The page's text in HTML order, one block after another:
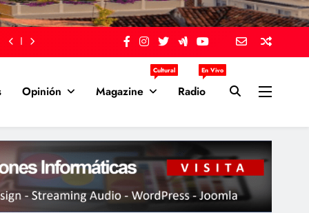
Opinión Magazine
Cultural
Radio
En Vivo